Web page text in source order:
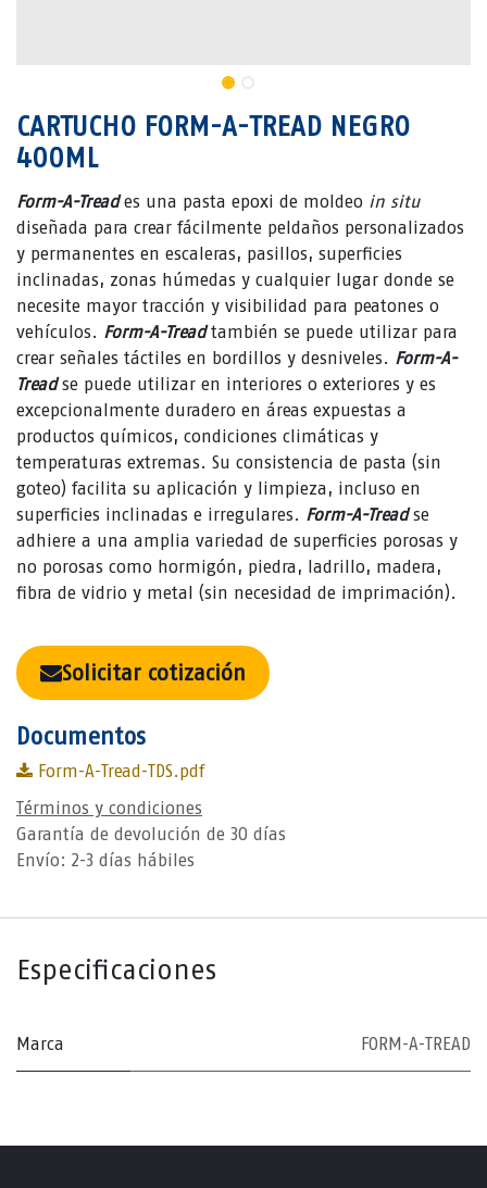
CARTUCHO FORM-A-TREAD NEGRO
400ML
Form-A-Treades una pasta epoxi de moldeo in situ
diseñada para crear fácilmente peldaños personalizados
y permanentes en escaleras, pasillos, superficies
inclinadas, zonas húmedas y cualquier lugar donde se
necesite mayor tracción y visibilidad para peatones o
vehículos. Form-A-Treadtambién se puede utilizar para
crear señales táctiles en bordillos y desniveles. Form-A-
Treadse puede utilizar en interiores o exteriores y es
excepcionalmente duradero en áreas expuestas a
productos químicos, condiciones climáticas y
temperaturas extremas. Su consistencia de pasta (sin
goteo) facilita su aplicación y limpieza, incluso en
superficies inclinadas e irregulares. Form-A-Treadse
adhiere a una amplia variedad de superficies porosas y
no porosas como hormigón, piedra, ladrillo, madera,
fibra de vidrio y metal (sin necesidad de imprimación).
Solicitar cotización
Documentos
Form-A-Tread-TDS.pdf
Términos y condiciones
Garantía de devolución de 30 días
Envío: 2-3 días hábiles
Especificaciones
Marca FORM-A-TREAD